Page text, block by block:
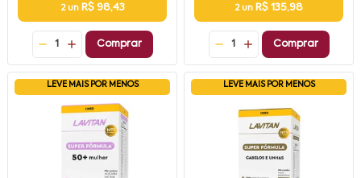
2 un R$ 98,43
1 Comprar
2 un R$ 135,98
1 Comprar
LEVE MAIS POR MENOS LEVE MAIS POR MENOS